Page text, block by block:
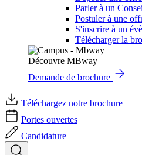
Parler à un
Postuler à une
S'inscrire à un
Télécharger la
Découvre MBway
Demande de brochure
Téléchargez notre brochure
Portes ouvertes
Candidature